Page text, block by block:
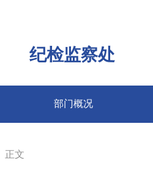
纪检监察处
部门概况
正文